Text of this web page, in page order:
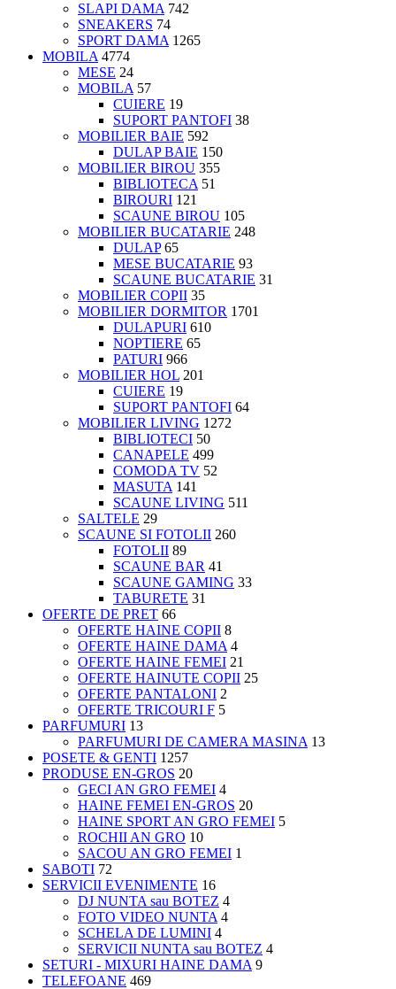
SLAPI DAMA 742
SNEAKERS 74
SPORT DAMA 1265
MOBILA 4774
MESE 24
MOBILA 57
CUIERE 19
SUPORT PANTOFI 38
MOBILIER BAIE 592
DULAP BAIE 150
MOBILIER BIROU 355
BIBLIOTECA 51
BIROURI 121
SCAUNE BIROU 105
MOBILIER BUCATARIE 248
DULAP 65
MESE BUCATARIE 93
SCAUNE BUCATARIE 31
MOBILIER COPII 35
MOBILIER DORMITOR 1701
DULAPURI 610
NOPTIERE 65
PATURI 966
MOBILIER HOL 201
CUIERE 19
SUPORT PANTOFI 64
MOBILIER LIVING 1272
BIBLIOTECI 50
CANAPELE 499
COMODA TV 52
MASUTA 141
SCAUNE LIVING 511
SALTELE 29
SCAUNE SI FOTOLII 260
FOTOLII 89
SCAUNE BAR 41
SCAUNE GAMING 33
TABURETE 31
OFERTE DE PRET 66
OFERTE HAINE COPII 8
OFERTE HAINE DAMA 4
OFERTE HAINE FEMEI 21
OFERTE HAINUTE COPII 25
OFERTE PANTALONI 2
OFERTE TRICOURI F 5
PARFUMURI 13
PARFUMURI DE CAMERA MASINA 13
POSETE & GENTI 1257
PRODUSE EN-GROS 20
GECI AN GRO FEMEI 4
HAINE FEMEI EN-GROS 20
HAINE SPORT AN GRO FEMEI 5
ROCHII AN GRO 10
SACOU AN GRO FEMEI 1
SABOTI 72
SERVICII EVENIMENTE 16
DJ NUNTA sau BOTEZ 4
FOTO VIDEO NUNTA 4
SCHELA DE LUMINI 4
SERVICII NUNTA sau BOTEZ 4
SETURI - MIXURI HAINE DAMA 9
TELEFOANE 469